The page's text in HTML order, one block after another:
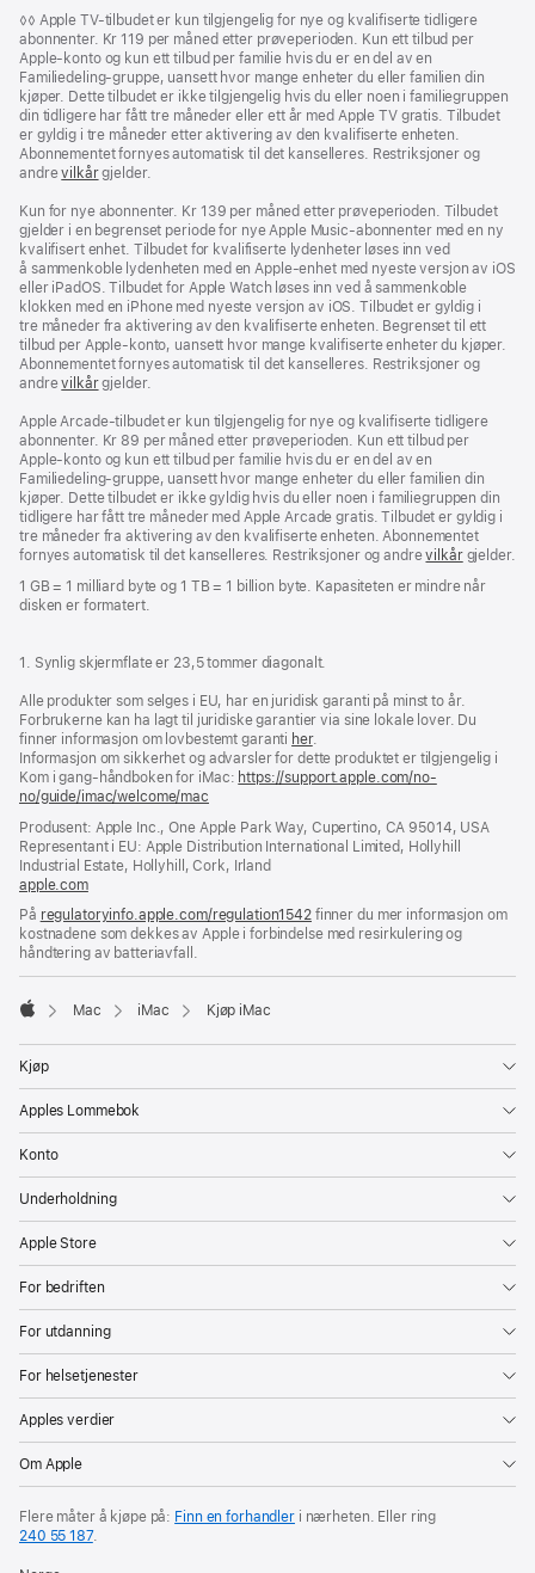
Fotnote
◊◊ Apple TV-tilbudet er kun tilgjengelig for nye og kvalifiserte tidligere
abonnenter. Kr 119 per måned etter prøveperioden. Kun ett tilbud per
Apple-konto og kun ett tilbud per familie hvis du er en del av en
Familiedeling-gruppe, uansett hvor mange enheter du eller familien din
kjøper. Dette tilbudet er ikke tilgjengelig hvis du eller noen i familiegruppen
din tidligere har fått tre måneder eller ett år med Apple TV gratis. Tilbudet
er gyldig i tre måneder etter aktivering av den kvalifiserte enheten.
Abonnementet fornyes automatisk til det kanselleres. Restriksjoner og
andrevilkårgjelder.
Kun for nye abonnenter. Kr 139 per måned etter prøveperioden. Tilbudet
gjelder i en begrenset periode for nye Apple Music-abonnenter med en ny
kvalifisert enhet. Tilbudet for kvalifiserte lydenheter løses inn ved
å sammenkoble lydenheten med en Apple-enhet med nyeste versjon av iOS
eller iPadOS. Tilbudet for Apple Watch løses inn ved å sammenkoble
klokken med en iPhone med nyeste versjon av iOS. Tilbudet er gyldig i
tre måneder fra aktivering av den kvali­fiserte enheten. Begrenset til ett
tilbud per Apple‑konto, uansett hvor mange kvalifiserte enheter du kjøper.
Abonnementet fornyes automatisk til det kanselleres. Restriksjoner og
andrevilkårgjelder.
Apple Arcade-tilbudet er kun tilgjengelig for nye og kvalifiserte tidligere
abonnenter. Kr 89 per måned etter prøveperioden. Kun ett tilbud per
Apple‑konto og kun ett tilbud per familie hvis du er en del av en
Familiedeling-gruppe, uansett hvor mange enheter du eller familien din
kjøper. Dette tilbudet er ikke gyldig hvis du eller noen i familiegruppen din
tidligere har fått tre måneder med Apple Arcade gratis. Tilbudet er gyldig i
tre måneder fra aktivering av den kvali­fiserte enheten. Abonnementet
fornyes automatisk til det kanselleres. Restriksjoner og andrevilkårgjelder.
1 GB = 1 milliard byte og 1 TB = 1 billion byte. Kapasiteten er mindre når
disken er formatert.
1. Synlig skjermflate er 23,5 tommer diagonalt.
Alle produkter som selges i EU, har en juridisk garanti på minst to år.
Forbrukerne kan ha lagt til juridiske garantier via sine lokale lover. Du
finner informasjon om lovbestemt garanti her.
Informasjon om sikkerhet og advarsler for dette produktet er tilgjengelig i
Kom i gang-håndboken for iMac: https://support.apple.com/no-
no/guide/imac/welcome/mac
nytt
vindu)
Produsent: Apple Inc., One Apple Park Way, Cupertino, CA 95014, USA
Representant i EU: Apple Distribution International Limited, Hollyhill
Industrial Estate, Hollyhill, Cork, Irland
apple.com(åpnes
nytt
vindu)
På regulatoryinfo.apple.com/regulation1542(åpnes
i
vindu)
finner du mer informasjon om
kostnadene som dekkes av Apple i forbindelse med resirkulering og
håndtering av batteriavfall.
Mac iMac Kjøp iMac
Kjøp
Apples Lommebok
Konto
Underholdning
Apple Store
For bedriften
For utdanning
For helsetjenester
Apples verdier
Om Apple
Flere måter å kjøpe på: Finn en forhandleri nærheten. Eller ring
240 55 187.